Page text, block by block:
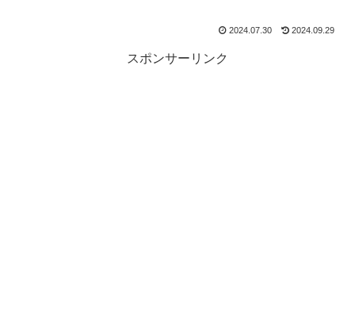
2024.07.30 2024.09.29
スポンサーリンク